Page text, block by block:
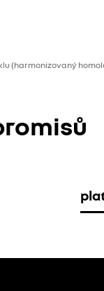
(harmonizovaný